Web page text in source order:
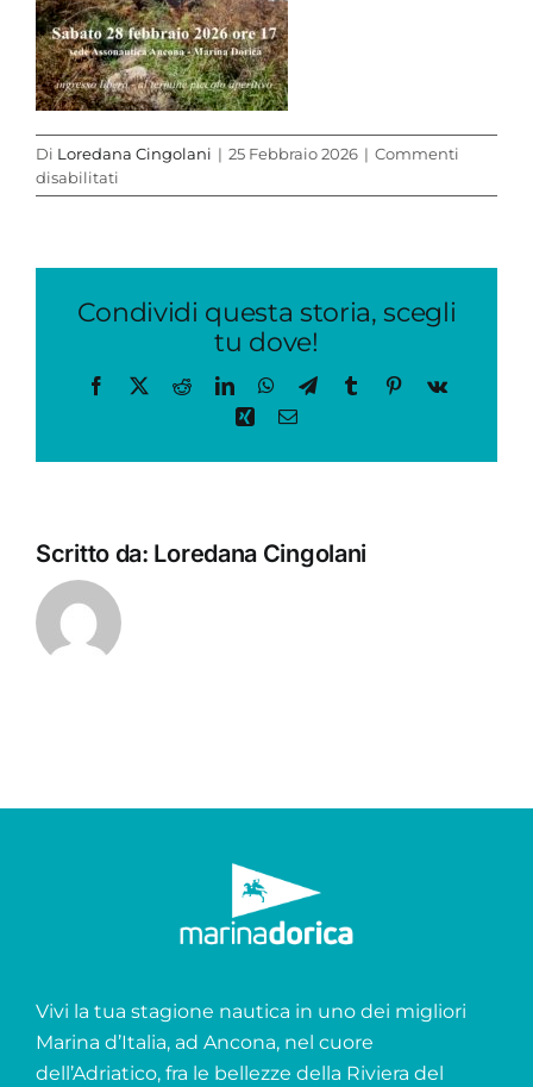
Di Loredana Cingolani | 25 Febbraio 2026 | Commenti
disabilitati
locandina
Condividi questa storia, scegli
tu dove!
Facebook
X RedditLinkedInWhatsApp
TelegramTumblrPinterest
Vk
Xing Email
Scritto da: Loredana Cingolani
Vivi la tua stagione nautica in uno dei migliori
Marina d’Italia, ad Ancona, nel cuore
dell’Adriatico, fra le bellezze della Riviera del